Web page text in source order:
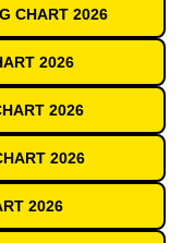
CHART 2026
2026
2026
2026
2026